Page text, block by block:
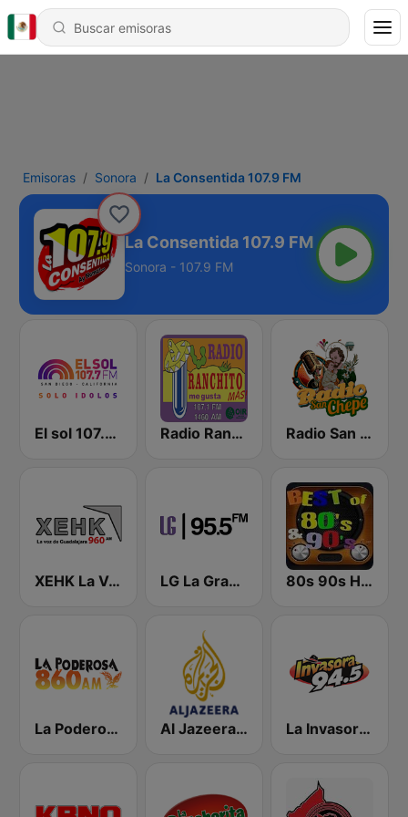
Emisoras Sonora La Consentida 107.9 FM
La Consentida 107.9 FM
Sonora - 107.9 FM
El sol 107.7 FM Radio Ranchito 107.1 FM Radio San Chepe
XEHK La Voz de Guadalajara LG La Grande 80s 90s Hits Radio
La Poderosa 860 AM Al Jazeera Arabic (قناة الجزيرة) La Invasora 94.5 FM